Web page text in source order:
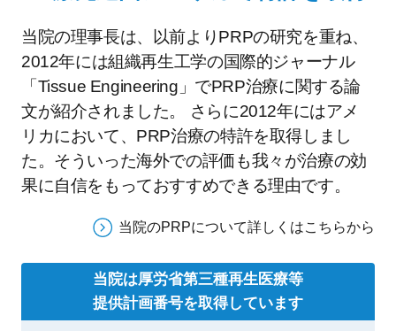
当院の理事長は、以前よりPRPの研究を重ね、
2012年には組織再生工学の国際的ジャーナル
「Tissue Engineering」でPRP治療に関する論
文が紹介されました。 さらに2012年にはアメ
リカにおいて、PRP治療の特許を取得しまし
た。そういった海外での評価も我々が治療の効
果に自信をもっておすすめできる理由です。
当院のPRPについて詳しくはこちらから
当院は厚労省第三種再生医療等
提供計画番号を取得しています